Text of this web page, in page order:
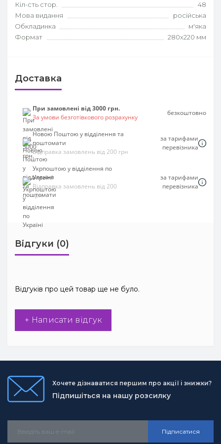
Кіл-сть стор.
48
Мова видання
російська
Обкладинка
м'яка
Формат
280х220 мм
Доставка
При замовлені від 3000 грн.
За умови безготівкового розрахунку
безкоштовно
Новою Поштою у відділення та
поштомати
Відправка замовлень від 200 грн
за тарифами
перевізника
Укрпоштою у відділення по
Україні
Відправка замовлень від 200
грн
за тарифами
перевізника
Відгуки (0)
Відгуків про цей товар ще не було.
+ Написати відгук
Хочете дізнаватися першим про акції і знижки?
Підпишіться на нашу розсилку
Підписатися